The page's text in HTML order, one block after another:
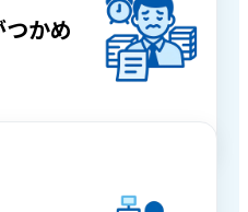
かめ